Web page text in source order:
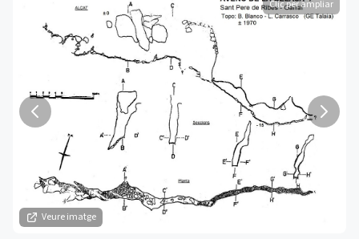
Veure imatge
Clic per ampliar